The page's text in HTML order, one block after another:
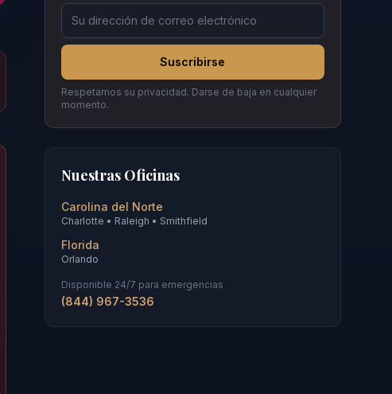
Suscribirse
Respetamos su privacidad. Darse de baja en cualquier
momento.
Nuestras Oficinas
Carolina del Norte
Charlotte • Raleigh • Smithfield
Florida
Orlando
Disponible 24/7 para emergencias
(844) 967-3536